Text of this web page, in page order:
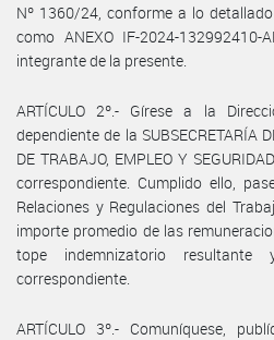
Nº 1360/24, conforme a lo
como ANEXO IF-2024-132992410-
integrante de la presente.
ARTÍCULO 2º.- Gírese a la
dependiente de la SUBSECRETARÍA
DE TRABAJO, EMPLEO Y
correspondiente. Cumplido ello,
Relaciones y Regulaciones del
importe promedio de las
tope indemnizatorio
correspondiente.
ARTÍCULO 3º.- Comuníquese,